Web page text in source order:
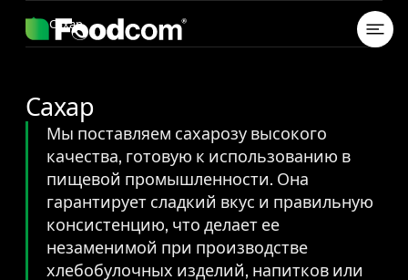
Сахар
Сахар
Мы поставляем сахарозу высокого
качества, готовую к использованию в
пищевой промышленности. Она
гарантирует сладкий вкус и правильную
консистенцию, что делает ее
незаменимой при производстве
хлебобулочных изделий, напитков или